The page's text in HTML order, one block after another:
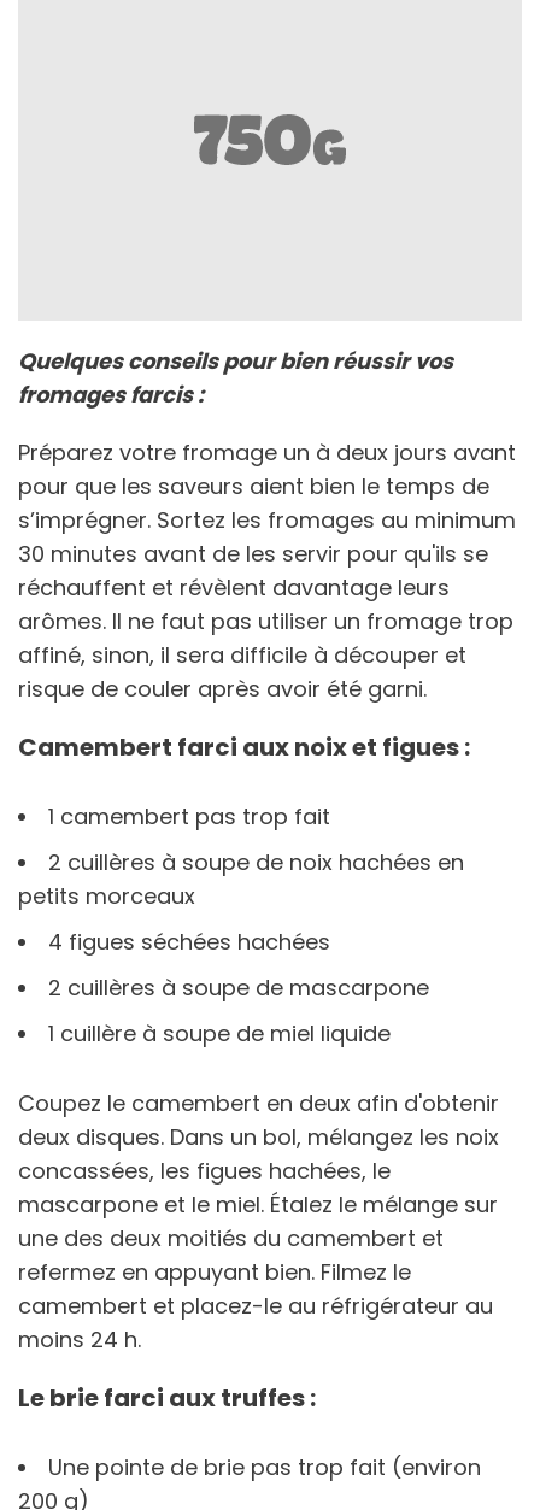
Quelques conseils pour bien réussir vos
fromages farcis :
Préparez votre fromage un à deux jours avant
pour que les saveurs aient bien le temps de
s’imprégner. Sortez les fromages au minimum
30 minutes avant de les servir pour qu'ils se
réchauffent et révèlent davantage leurs
arômes. Il ne faut pas utiliser un fromage trop
affiné, sinon, il sera difficile à découper et
risque de couler après avoir été garni.
Camembert farci aux noix et figues :
1 camembert pas trop fait
2 cuillères à soupe de noix hachées en
petits morceaux
4 figues séchées hachées
2 cuillères à soupe de mascarpone
1 cuillère à soupe de miel liquide
Coupez le camembert en deux afin d'obtenir
deux disques. Dans un bol, mélangez les noix
concassées, les figues hachées, le
mascarpone et le miel. Étalez le mélange sur
une des deux moitiés du camembert et
refermez en appuyant bien. Filmez le
camembert et placez-le au réfrigérateur au
moins 24 h.
Le brie farci aux truffes :
Une pointe de brie pas trop fait (environ
200 g)